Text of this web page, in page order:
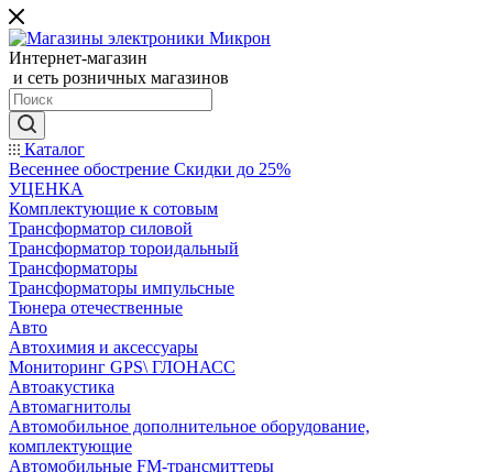
Интернет-магазин
и сеть розничных магазинов
Каталог
Весеннее обострение Скидки до 25%
УЦЕНКА
Комплектующие к сотовым
Трансформатор силовой
Трансформатор тороидальный
Трансформаторы
Трансформаторы импульсные
Тюнера отечественные
Авто
Автохимия и аксессуары
Мониторинг GPS\ ГЛОНАСС
Автоакустика
Автомагнитолы
Автомобильное дополнительное оборудование,
комплектующие
Автомобильные FM-трансмиттеры